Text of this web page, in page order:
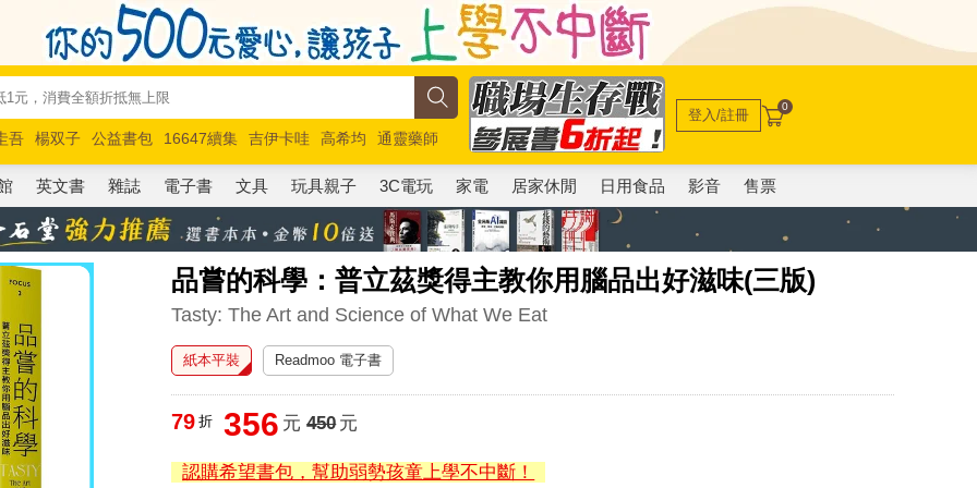
吾 楊双子 公益書包 16647續集 吉伊卡哇 高希均
通靈藥師
路邊攤新作
馬斯克 玩具總動員5 超慢跑
登入/註冊 0
英文書 雜誌 電子書 文具 玩具親子 3C電玩 家電 居家休閒 日用食品 影音 售票
品嘗的科學：普立茲獎得主教你用腦品出好滋味(三版)
Tasty: The Art and Science of What We Eat
紙本平裝 Readmoo 電子書
79 折 356 元 450元
認購希望書包，幫助弱勢孩童上學不中斷！